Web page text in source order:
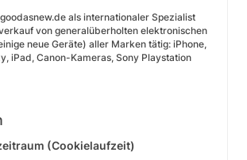
als internationaler Spezialist
von generalüberholten elektronischen
neue Geräte) aller Marken tätig: iPhone,
iPad, Canon-Kameras, Sony Playstation
(Cookielaufzeit)